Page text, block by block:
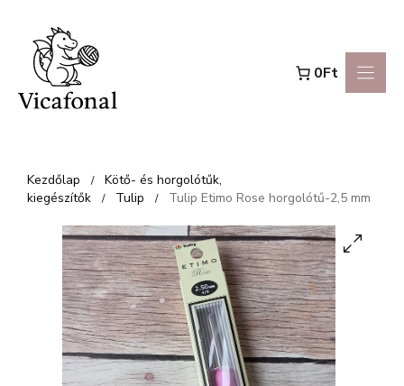
Kilépés
tartalomba
0Ft
Kezdőlap /
Kötő- és horgolótűk,
kiegészítők
/ Tulip / Tulip Etimo Rose horgolótű-2,5 mm